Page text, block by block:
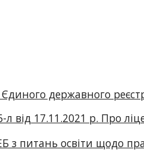
державного
від 17.11.2021 р. Про
з питань освіти щодо